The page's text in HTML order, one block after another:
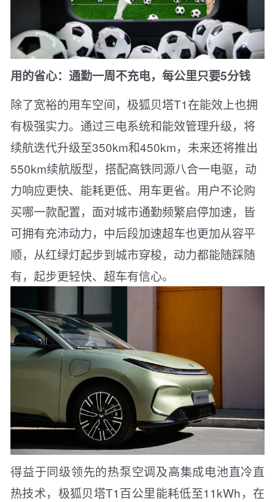
用的省心：通勤一周不充电，每公里只要5分钱
除了宽裕的用车空间，极狐贝塔T1在能效上也拥
有极强实力。通过三电系统和能效管理升级，将
续航迭代升级至350km和450km，未来还将推出
550km续航版型，搭配高铁同源八合一电驱，动
力响应更快、能耗更低、用车更省。用户不论购
买哪一款配置，面对城市通勤频繁启停加速，皆
可拥有充沛动力，中后段加速超车也更加从容平
顺，从红绿灯起步到城市穿梭，动力都能随踩随
有，起步更轻快、超车有信心。
得益于同级领先的热泵空调及高集成电池直冷直
热技术，极狐贝塔T1百公里能耗低至11kWh，在